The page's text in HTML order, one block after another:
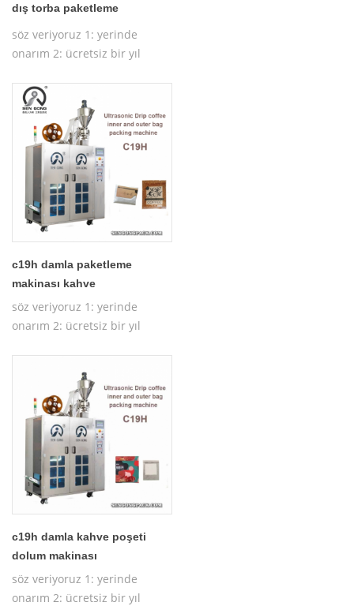
dış torba paketleme
söz veriyoruz 1: yerinde
onarım 2: ücretsiz bir yıl
makinesi 4: ücretsiz işletim
makine eğitimi
c19h damla paketleme
makinası kahve
söz veriyoruz 1: yerinde
onarım 2: ücretsiz bir yıl
makine eğitimi
c19h damla kahve poşeti
dolum makinası
söz veriyoruz 1: yerinde
onarım 2: ücretsiz bir yıl